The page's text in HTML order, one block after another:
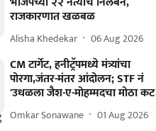
राजकारणात खळबळ
Alisha Khedekar 06 Aug 2026
CM टार्गेट, हनीट्रॅपमध्ये मंत्र्यांचा
पोरगा,जंतर-मंतर आंदोलन; STF नं
'उधळला जैश-ए-मोहम्मदचा मोठा कट
Omkar Sonawane 01 Aug 2026